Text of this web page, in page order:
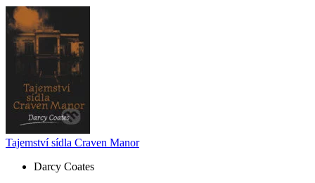
Tajemství sídla Craven Manor
Darcy Coates